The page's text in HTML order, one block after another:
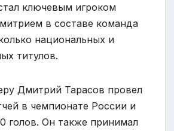
ключевым игроком
в составе команда
национальных и
титулов.
Дмитрий Тарасов провел
в чемпионате России и
голов. Он также принимал